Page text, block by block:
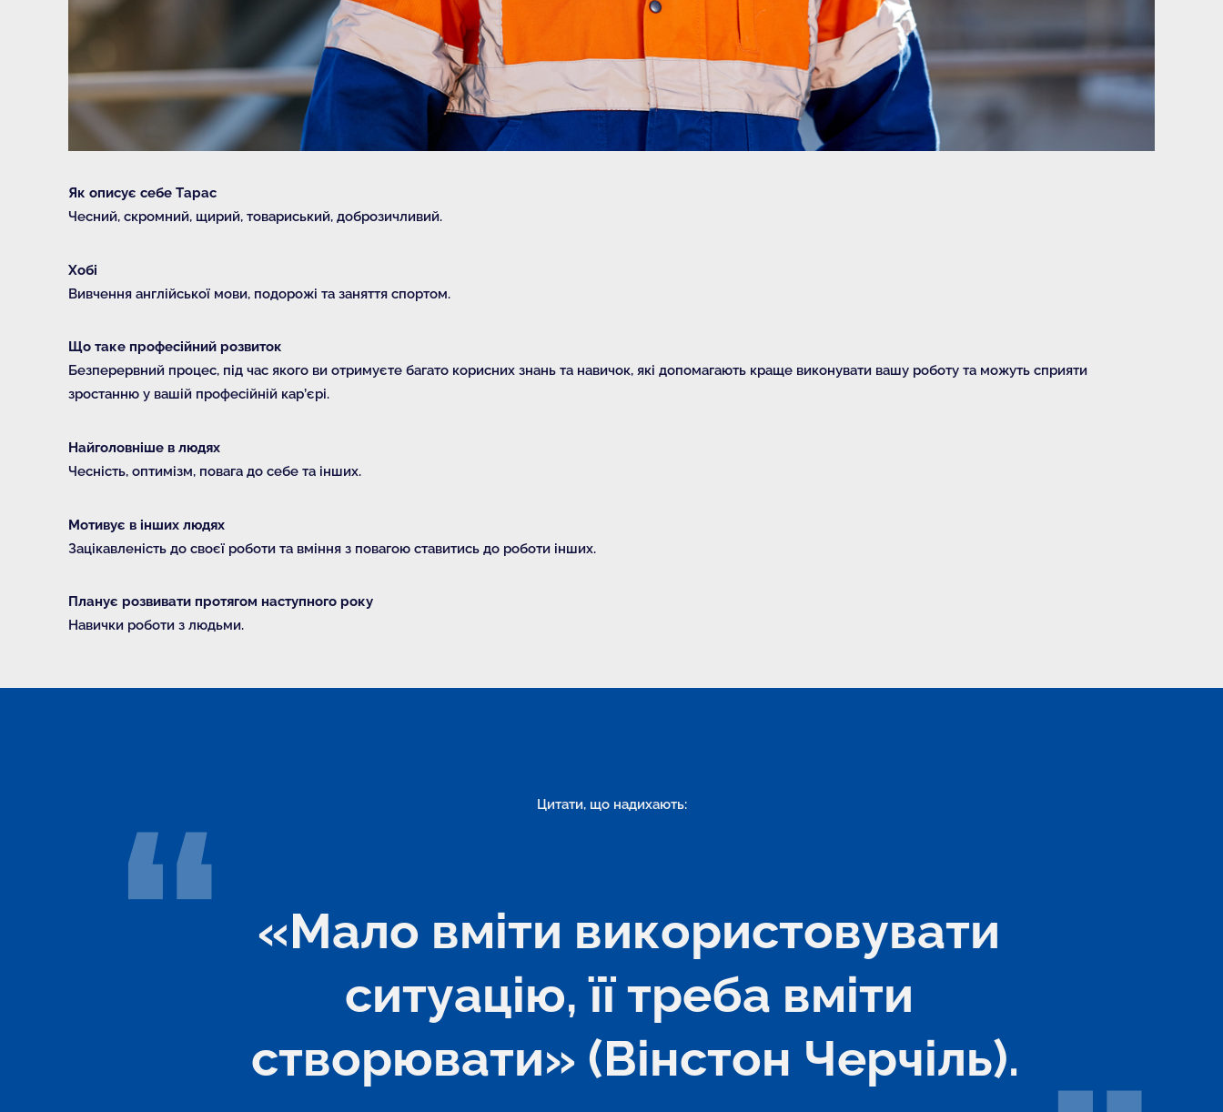
Як описує себе Тарас
Чесний, скромний, щирий, товариський, доброзичливий.
Хобі
Вивчення англійської мови, подорожі та заняття спортом.
Що таке професійний розвиток
Безперервний процес, під час якого ви отримуєте багато корисних знань та навичок, які допомагають краще виконувати вашу роботу та можуть сприяти
зростанню у вашій професійній кар’єрі.
Найголовніше в людях
Чесність, оптимізм, повага до себе та інших.
Мотивує в інших людях
Зацікавленість до своєї роботи та вміння з повагою ставитись до роботи інших.
Планує розвивати протягом наступного року
Навички роботи з людьми.
Цитати, що надихають:
«Мало вміти використовувати
ситуацію, її треба вміти
створювати» (Вінстон Черчіль).